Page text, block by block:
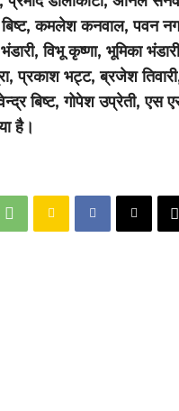
कमलेश कनवाल, पवन
विभू कृष्णा, भूमिका
प्रकाश भट्ट, ब्रजेश
बिष्ट, गोपेश ​उप्रेती, एस
है।